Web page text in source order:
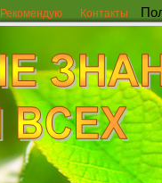
Рекомендую Контакты